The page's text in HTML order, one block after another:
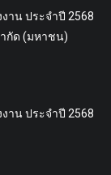
าน ประจำปี 2568
ำกัด (มหาชน)
าน ประจำปี 2568